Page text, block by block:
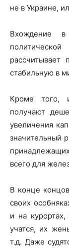
не в Украине,
Вхождение в
стабильную в
Кроме того,
получают
увеличения
значительный
всего для
В конце
своих
и на
учатся, их
т.д. Даже